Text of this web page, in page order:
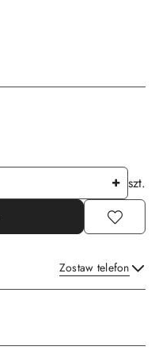
szt.
Zostaw telefon